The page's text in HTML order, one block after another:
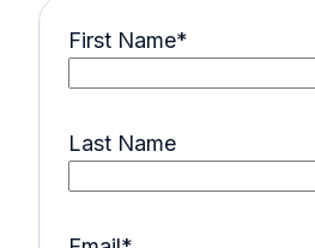
First Name*
Last Name